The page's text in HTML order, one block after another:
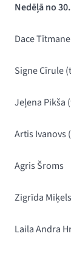
Nedēļā no
Dace Tītmane
Signe Cīrule (
Jeļena Pikša (
Artis Ivanovs
Agris Šroms
Zigrīda
Laila Andra